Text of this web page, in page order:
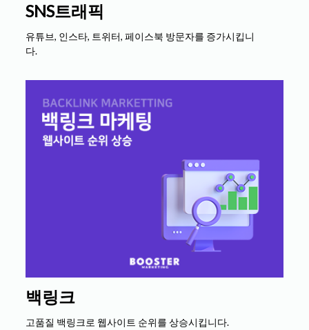
SNS트래픽
유튜브, 인스타, 트위터, 페이스북 방문자를 증가시킵니
다.
백링크
고품질 백링크로 웹사이트 순위를 상승시킵니다.